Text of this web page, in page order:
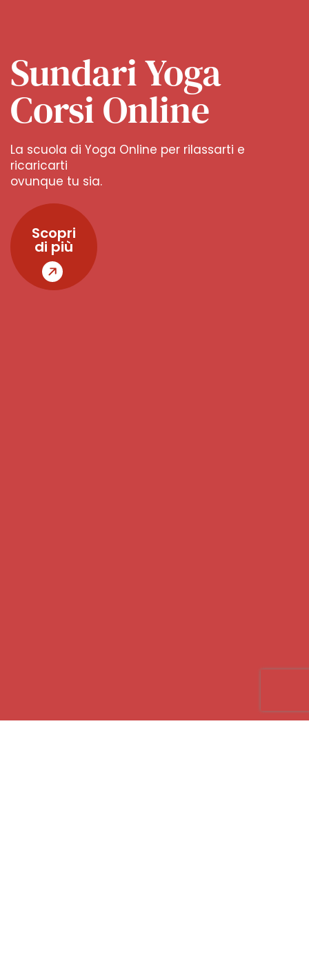
Sundari Yoga
Corsi Online
La scuola di Yoga Online per rilassarti e
ricaricarti
ovunque tu sia.
Scopri
di più